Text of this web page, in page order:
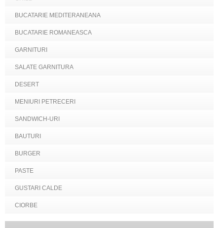
BUCATARIE MEDITERANEANA
BUCATARIE ROMANEASCA
GARNITURI
SALATE GARNITURA
DESERT
MENIURI PETRECERI
SANDWICH-URI
BAUTURI
BURGER
PASTE
GUSTARI CALDE
CIORBE